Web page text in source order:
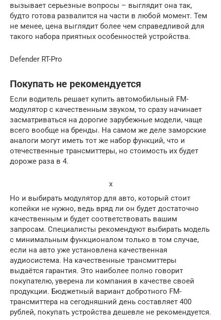
вызывает серьезные вопросы – выглядит она так,
будто готова развалится на части в любой момент. Тем
не менее, цена выглядит более чем справедливой для
такого набора приятных особенностей устройства.
Defender RT-Pro
Покупать не рекомендуется
Если водитель решает купить автомобильный FM-
модулятор с качественным звуком, то сразу начинает
засматриваться на дорогие зарубежные модели, чаще
всего вообще на бренды. На самом же деле заморские
аналоги могут иметь тот же набор функций, что и
отечественные трансмиттеры, но стоимость их будет
дороже раза в 4.
x
Но и выбирать модулятор для авто, который стоит
копейки не нужно, ведь вряд ли он будет достаточно
качественным и будет соответствовать вашим
запросам. Специалисты рекомендуют выбирать модель
с минимальным функционалом только в том случае,
если на авто уже установлена качественная
аудиосистема. На качественные трансмиттеры
выдаётся гарантия. Это наиболее полно говорит
покупателю, уверена ли компания в качестве своей
продукции. Бюджетный вариант добротного FM-
трансмиттера на сегодняшний день составляет 400
рублей, покупать устройства дешевле не рекомендуется.